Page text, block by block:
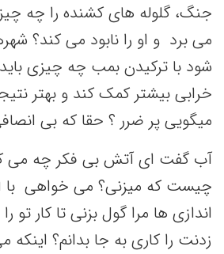
جنگ، گلوله های کشنده را چه
می برد و او را نابود می کند؟
شود با ترکیدن بمب چه چیزی باید
خرابی بیشتر کمک کند و بهتر
میگویی پر ضرر ؟ حقا که بی
آب گفت ای آتش بی فکر چه می
چیست که میزنی؟ می خواهی
اندازی ها مرا گول بزنی تا کار تو
زدنت را کاری به جا بدانم؟